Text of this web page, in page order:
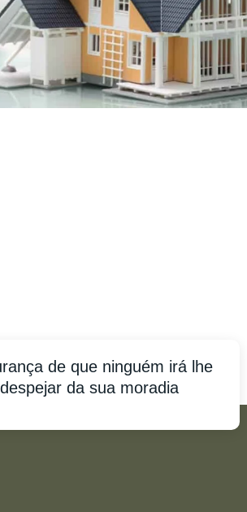
de que ninguém irá lhe
despejar da sua moradia